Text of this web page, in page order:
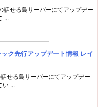
話せる島サーバーにてアップデー
...
ク先行アップデート情報 レイ
せる島サーバーにてアップデー
い ...